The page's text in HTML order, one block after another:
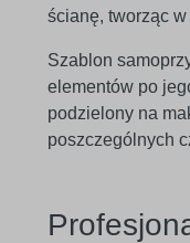
ścianę, tworząc
Szablon
elementów po
podzielony na
poszczególnych